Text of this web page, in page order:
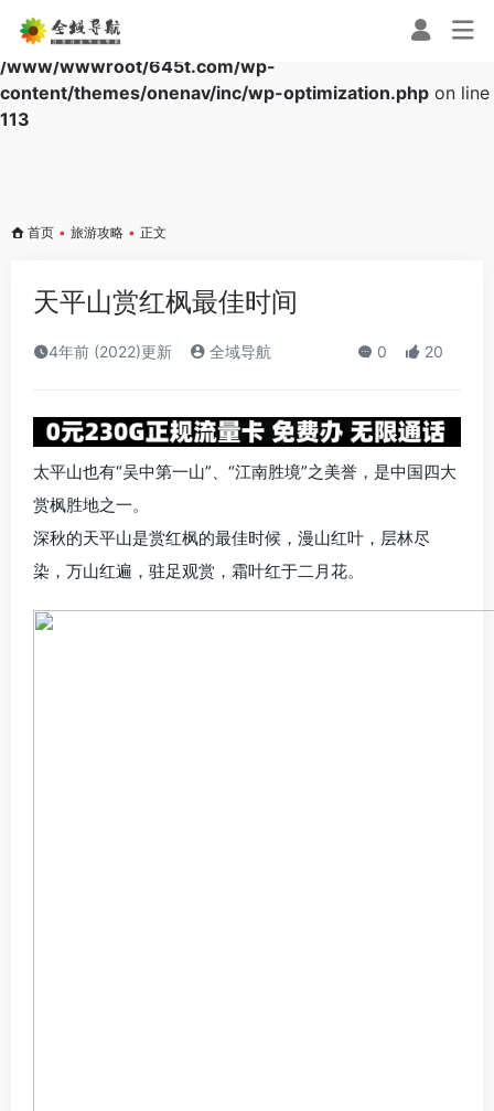
Warning: Array to string conversion in
/www/wwwroot/645t.com/wp-
content/themes/onenav/inc/wp-optimization.php on line
113
首页 • 旅游攻略 • 正文
天平山赏红枫最佳时间
4年前 (2022)更新 全域导航 0 20
太平山也有“吴中第一山”、“江南胜境”之美誉，是中国四大
赏枫胜地之一。
深秋的天平山是赏红枫的最佳时候，漫山红叶，层林尽
染，万山红遍，驻足观赏，霜叶红于二月花。